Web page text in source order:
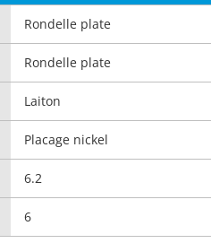
Rondelle plate
Rondelle plate
Laiton
Placage nickel
6.2
6